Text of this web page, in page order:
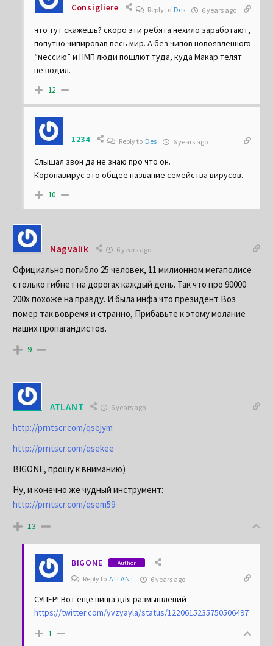
Consigliere Reply to Des 6 years ago
что тут скажешь? скоро эти ребята нехило заработают,
попутно чипировав весь мир. А без чипов новоявленного
“мессию” и НМП люди пошлют туда, куда Макар телят
не водил.
12
1234 Reply to Des 6 years ago
Слышал звон да не знаю про что он.
Коронавирус это общее название семейства вирусов.
10
Nagvalik 6 years ago
Официально погибло 25 человек, 11 милионном мегаполисе
столько гибнет на дорогах каждый день. Так что про 90000
200х похоже на правду. И была инфа что президент Воз
помер так вовремя и странно, Прибавьте к этому молание
наших пропагандистов.
9
ATLANT 6 years ago
http://prntscr.com/qsejym
http://prntscr.com/qsekee
BIGONE, прошу к вниманию)
Ну, и конечно же чудный инструмент:
http://prntscr.com/qsem59
13
BIGONE Author
Reply to ATLANT 6 years ago
СУПЕР! Вот еще пища для размышлений
https://twitter.com/yvzyayla/status/1220615235750506497
1